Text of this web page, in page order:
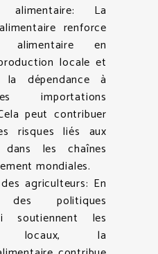
La
renforce
en
locale et
dépendance à
importations
peut contribuer
risques liés aux
dans les chaînes
mondiales.
agriculteurs: En
des politiques
soutiennent les
locaux, la